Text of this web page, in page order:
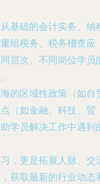
基础的会计实务、纳
组税务、税务稽查应
层次、不同岗位学员
的区域性政策（如自
（如金融、科技、贸
学员解决工作中遇到
，更是拓展人脉、交
获取最新的行业动态